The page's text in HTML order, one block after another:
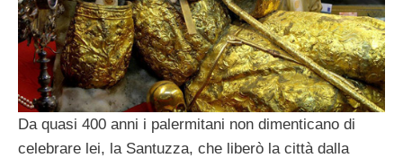
Da quasi 400 anni i palermitani non dimenticano di
celebrare lei, la Santuzza, che liberò la città dalla